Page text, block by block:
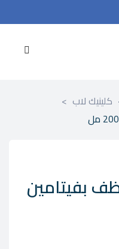
كلينيك لاب >
بفيتامين